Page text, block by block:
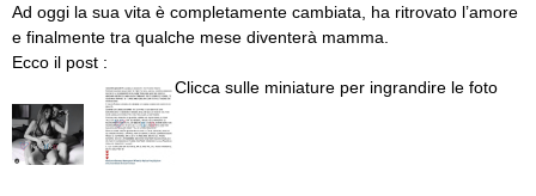
Ad oggi la sua vita è completamente cambiata, ha ritrovato l’amore
e finalmente tra qualche mese diventerà mamma.
Ecco il post :